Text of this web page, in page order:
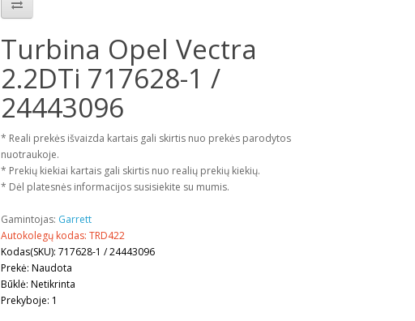
Turbina Opel Vectra
2.2DTi 717628-1 /
24443096
* Reali prekės išvaizda kartais gali skirtis nuo prekės parodytos
nuotraukoje.
* Prekių kiekiai kartais gali skirtis nuo realių prekių kiekių.
* Dėl platesnės informacijos susisiekite su mumis.
Gamintojas: Garrett
Autokolegų kodas: TRD422
Kodas(SKU): 717628-1 / 24443096
Prekė: Naudota
Būklė: Netikrinta
Prekyboje: 1